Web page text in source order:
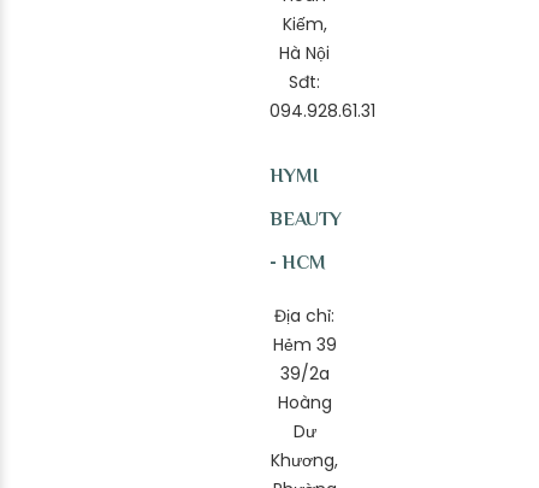
Kiếm,
Hà Nội
Sđt:
094.928.61.31
HYMI
BEAUTY
- HCM
Địa chỉ:
Hẻm 39
39/2a
Hoàng
Dư
Khương,